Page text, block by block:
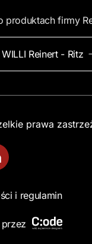
produktach firmy
Reinert - Ritz
prawa
i regulamin